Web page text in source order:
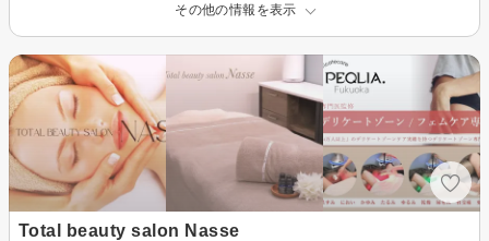
その他の情報を表示
Total beauty salon Nasse